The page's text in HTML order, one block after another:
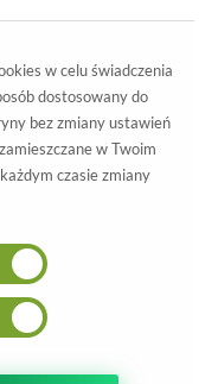
leather
w celu świadczenia
dostosowany do
bez zmiany ustawień
w Twoim
czasie zmiany